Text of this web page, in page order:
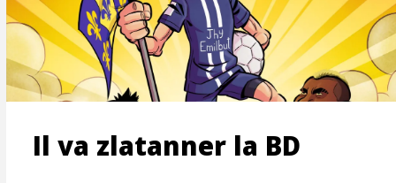
Il va zlatanner la BD